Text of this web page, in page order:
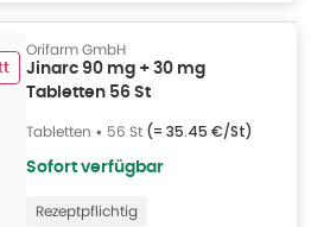
Orifarm GmbH
Jinarc 90 mg + 30 mg
Tabletten 56 St
Tabletten • 56 St (= 35.45 €/St)
Sofort verfügbar
Rezeptpflichtig